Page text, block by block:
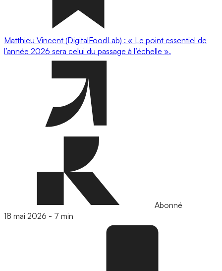
Matthieu Vincent (DigitalFoodLab) : « Le point essentiel de
l’année 2026 sera celui du passage à l’échelle ».
Abonné
18 mai 2026 - 7 min